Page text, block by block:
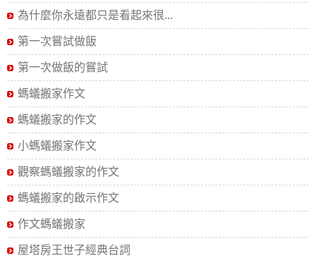
為什麼你永遠都只是看起來很...
第一次嘗試做飯
第一次做飯的嘗試
螞蟻搬家作文
螞蟻搬家的作文
小螞蟻搬家作文
觀察螞蟻搬家的作文
螞蟻搬家的啟示作文
作文螞蟻搬家
屋塔房王世子經典台詞